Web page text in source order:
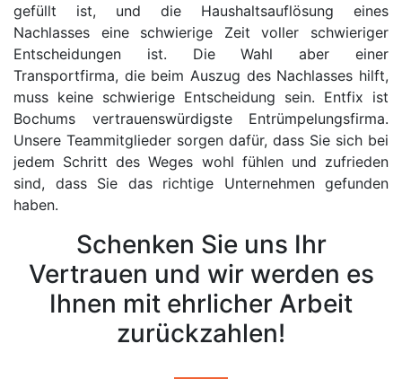
gefüllt ist, und die Haushaltsauflösung eines
Nachlasses eine schwierige Zeit voller schwieriger
Entscheidungen ist. Die Wahl aber einer
Transportfirma, die beim Auszug des Nachlasses hilft,
muss keine schwierige Entscheidung sein. Entfix ist
Bochums vertrauenswürdigste Entrümpelungsfirma.
Unsere Teammitglieder sorgen dafür, dass Sie sich bei
jedem Schritt des Weges wohl fühlen und zufrieden
sind, dass Sie das richtige Unternehmen gefunden
haben.
Schenken Sie uns Ihr
Vertrauen und wir werden es
Ihnen mit ehrlicher Arbeit
zurückzahlen!